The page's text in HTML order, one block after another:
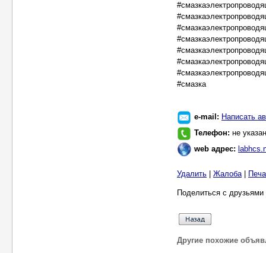
#смазка
e-mail: Написать
Телефон: не указан
web адрес:
Удалить Жалоба|
Поделиться с
Другие похожие